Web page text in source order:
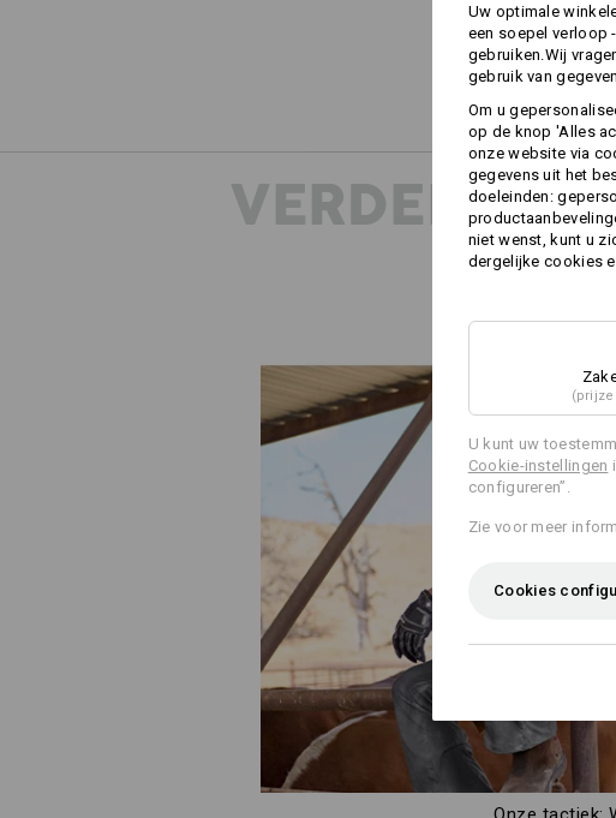
VERDERE
Uw optimale
een soepel verloop
gebruiken.Wij
gebruik van
Om u
op de knop 'Alles
onze website via
gegevens uit het
doeleinden:
niet wenst, kunt u
dergelijke cookies
U kunt uw
Cookie-instellingen
configureren”.
Zie voor meer
Cookies